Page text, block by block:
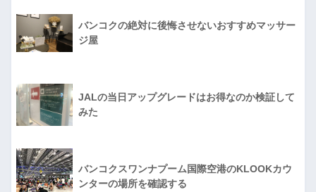
バンコクの絶対に後悔させないおすすめマッサー
ジ屋
JALの当日アップグレードはお得なのか検証して
みた
バンコクスワンナプーム国際空港のKLOOKカウ
ンターの場所を確認する